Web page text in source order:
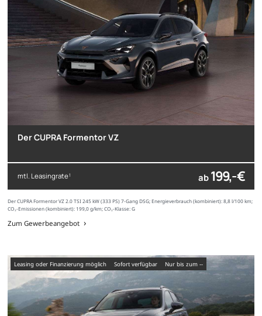
Der CUPRA Formentor VZ
mtl. Leasingrate1 ab 199,- €
Der CUPRA Formentor VZ 2.0 TSI 245 kW (333 PS) 7-Gang DSG; Energieverbrauch (kombiniert): 8,8 l/100 km;
CO₂-Emissionen (kombiniert): 199,0 g/km; CO₂-Klasse: G
Zum Gewerbeangebot
Leasing oder Finanzierung möglich sofort verfügbar nur bis zum --